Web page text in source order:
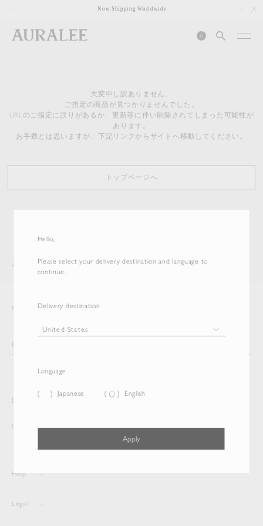
Hello,
Please select your delivery destination and language to
continue.
Delivery destination
Language
Japanese English
Apply
Now Shipping Worldwide
0
大変申し訳ありません。
ご指定の商品が見つかりませんでした。
URLのご指定に誤りがあるか、更新等に伴い削除されてしまった可能性が
あります。
お手数とは思いますが、下記リンクからサイトへ移動してください。
トップページへ
AURALEE ITEM
Newsletter
Delivery destination and Language
United States English
Help
Legal